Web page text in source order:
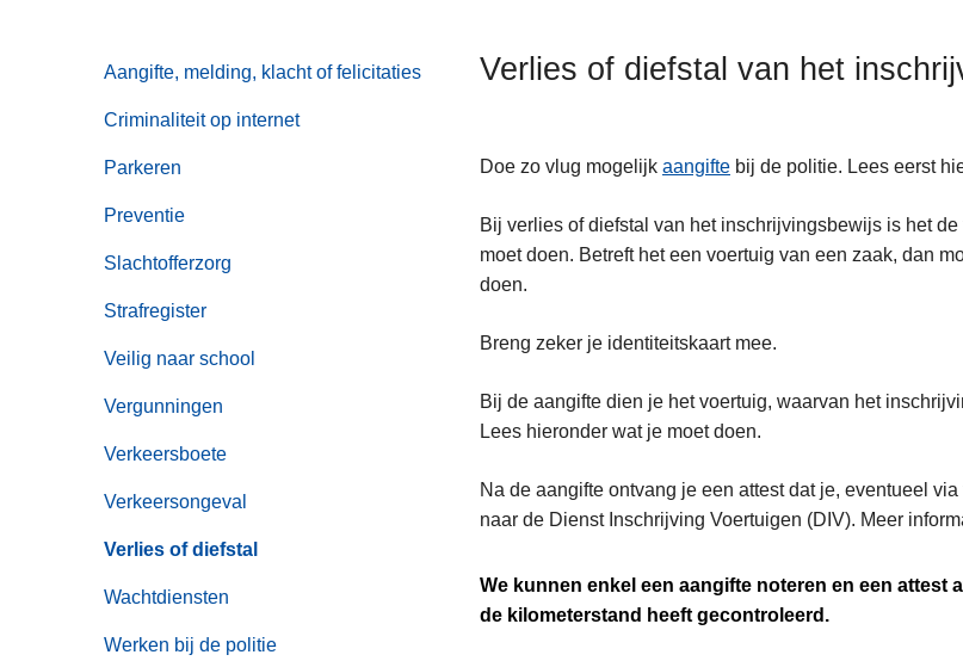
Aangifte, melding, klacht of felicitaties
Criminaliteit op internet
Parkeren
Preventie
Slachtofferzorg
Strafregister
Veilig naar school
Vergunningen
Verkeersboete
Verkeersongeval
Verlies of diefstal
Wachtdiensten
Werken bij de politie
Verlies of diefstal van het
Doe zo vlug mogelijk aangifte bij de politie. Lees eerst
Bij verlies of diefstal van het inschrijvingsbewijs is het
moet doen. Betreft het een voertuig van een zaak, dan
doen.
Breng zeker je identiteitskaart mee.
Bij de aangifte dien je het voertuig, waarvan het
Lees hieronder wat je moet doen.
Na de aangifte ontvang je een attest dat je, eventueel
naar de Dienst Inschrijving Voertuigen (DIV). Meer
We kunnen enkel een aangifte noteren en een
de kilometerstand heeft gecontroleerd.